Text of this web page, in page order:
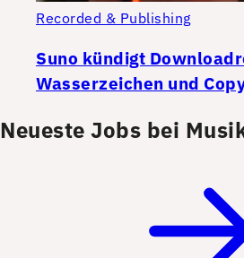
Recorded & Publishing
Suno kündigt
Wasserzeichen und
Neueste Jobs bei